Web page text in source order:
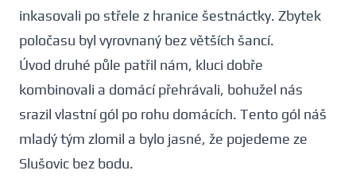
inkasovali po střele z hranice šestnáctky. Zbytek
poločasu byl vyrovnaný bez větších šancí.
Úvod druhé půle patřil nám, kluci dobře
kombinovali a domácí přehrávali, bohužel nás
srazil vlastní gól po rohu domácích. Tento gól náš
mladý tým zlomil a bylo jasné, že pojedeme ze
Slušovic bez bodu.